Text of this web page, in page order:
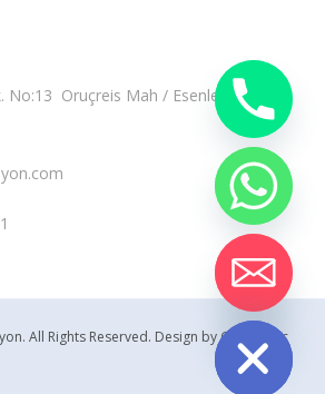
No:13 Oruçreis Mah / Esenler /
All Rights Reserved. Design by CemUyguc
Hide
chaty